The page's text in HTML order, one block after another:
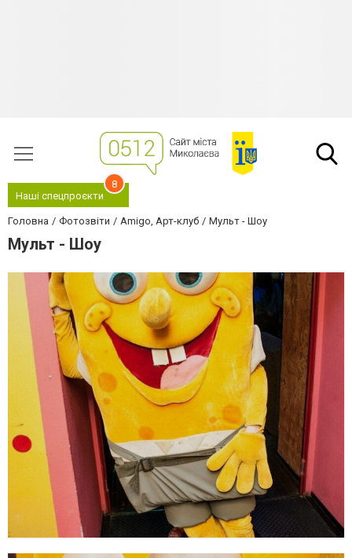
Наші спецпроєкти
8
Головна Фотозвіти Amigo, Арт-клуб Мульт - Шоу
Мульт - Шоу